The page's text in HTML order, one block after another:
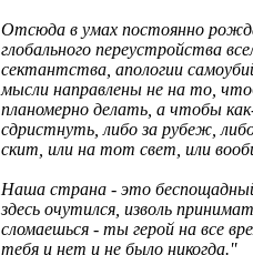
Отсюда в умах постоянно
глобального переустройства
сектантства, апологии
мысли направлены не на то,
планомерно делать, а чтобы
сдристнуть, либо за рубеж,
скит, или на тот свет, или
Наша страна - это
здесь очутился, изволь
сломаешься - ты герой на все
тебя и нет и не было никогда.''